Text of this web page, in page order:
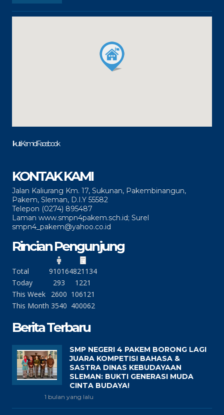
Ikuti Kami di Facebook
KONTAK KAMI
Jalan Kaliurang Km. 17, Sukunan, Pakembinangun,
Pakem, Sleman, D.I.Y 55582
Telepon (0274) 895487
Laman www.smpn4pakem.sch.id; Surel
smpn4_pakem@yahoo.co.id
Rincian Pengunjung
Total 910164821134
Today
293
1221
This Week
2600 106121
This Month 3540 400062
Berita Terbaru
SMP NEGERI 4 PAKEM BORONG LAGI
JUARA KOMPETISI BAHASA &
SASTRA DINAS KEBUDAYAAN
SLEMAN: BUKTI GENERASI MUDA
CINTA BUDAYA!
1 bulan yang lalu